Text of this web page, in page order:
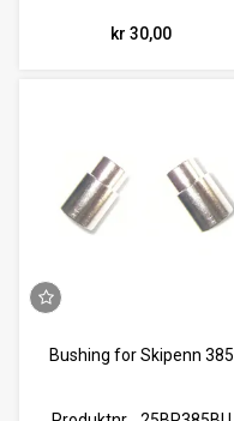
kr 30,00
Bushing for Skipenn 385